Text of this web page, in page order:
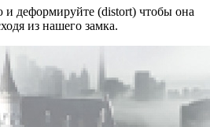
деформируйте (distort) чтобы она
из нашего замка.